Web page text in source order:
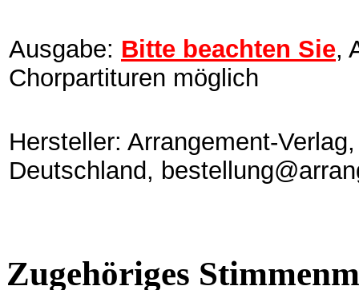
Ausgabe: Bitte beachten Sie,
Chorpartituren möglich
Hersteller: Arrangement-
Deutschland,
Zugehöriges